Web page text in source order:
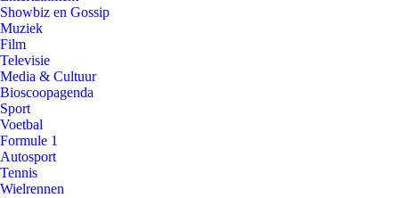
Showbiz en Gossip
Muziek
Film
Televisie
Media & Cultuur
Bioscoopagenda
Sport
Voetbal
Formule 1
Autosport
Tennis
Wielrennen